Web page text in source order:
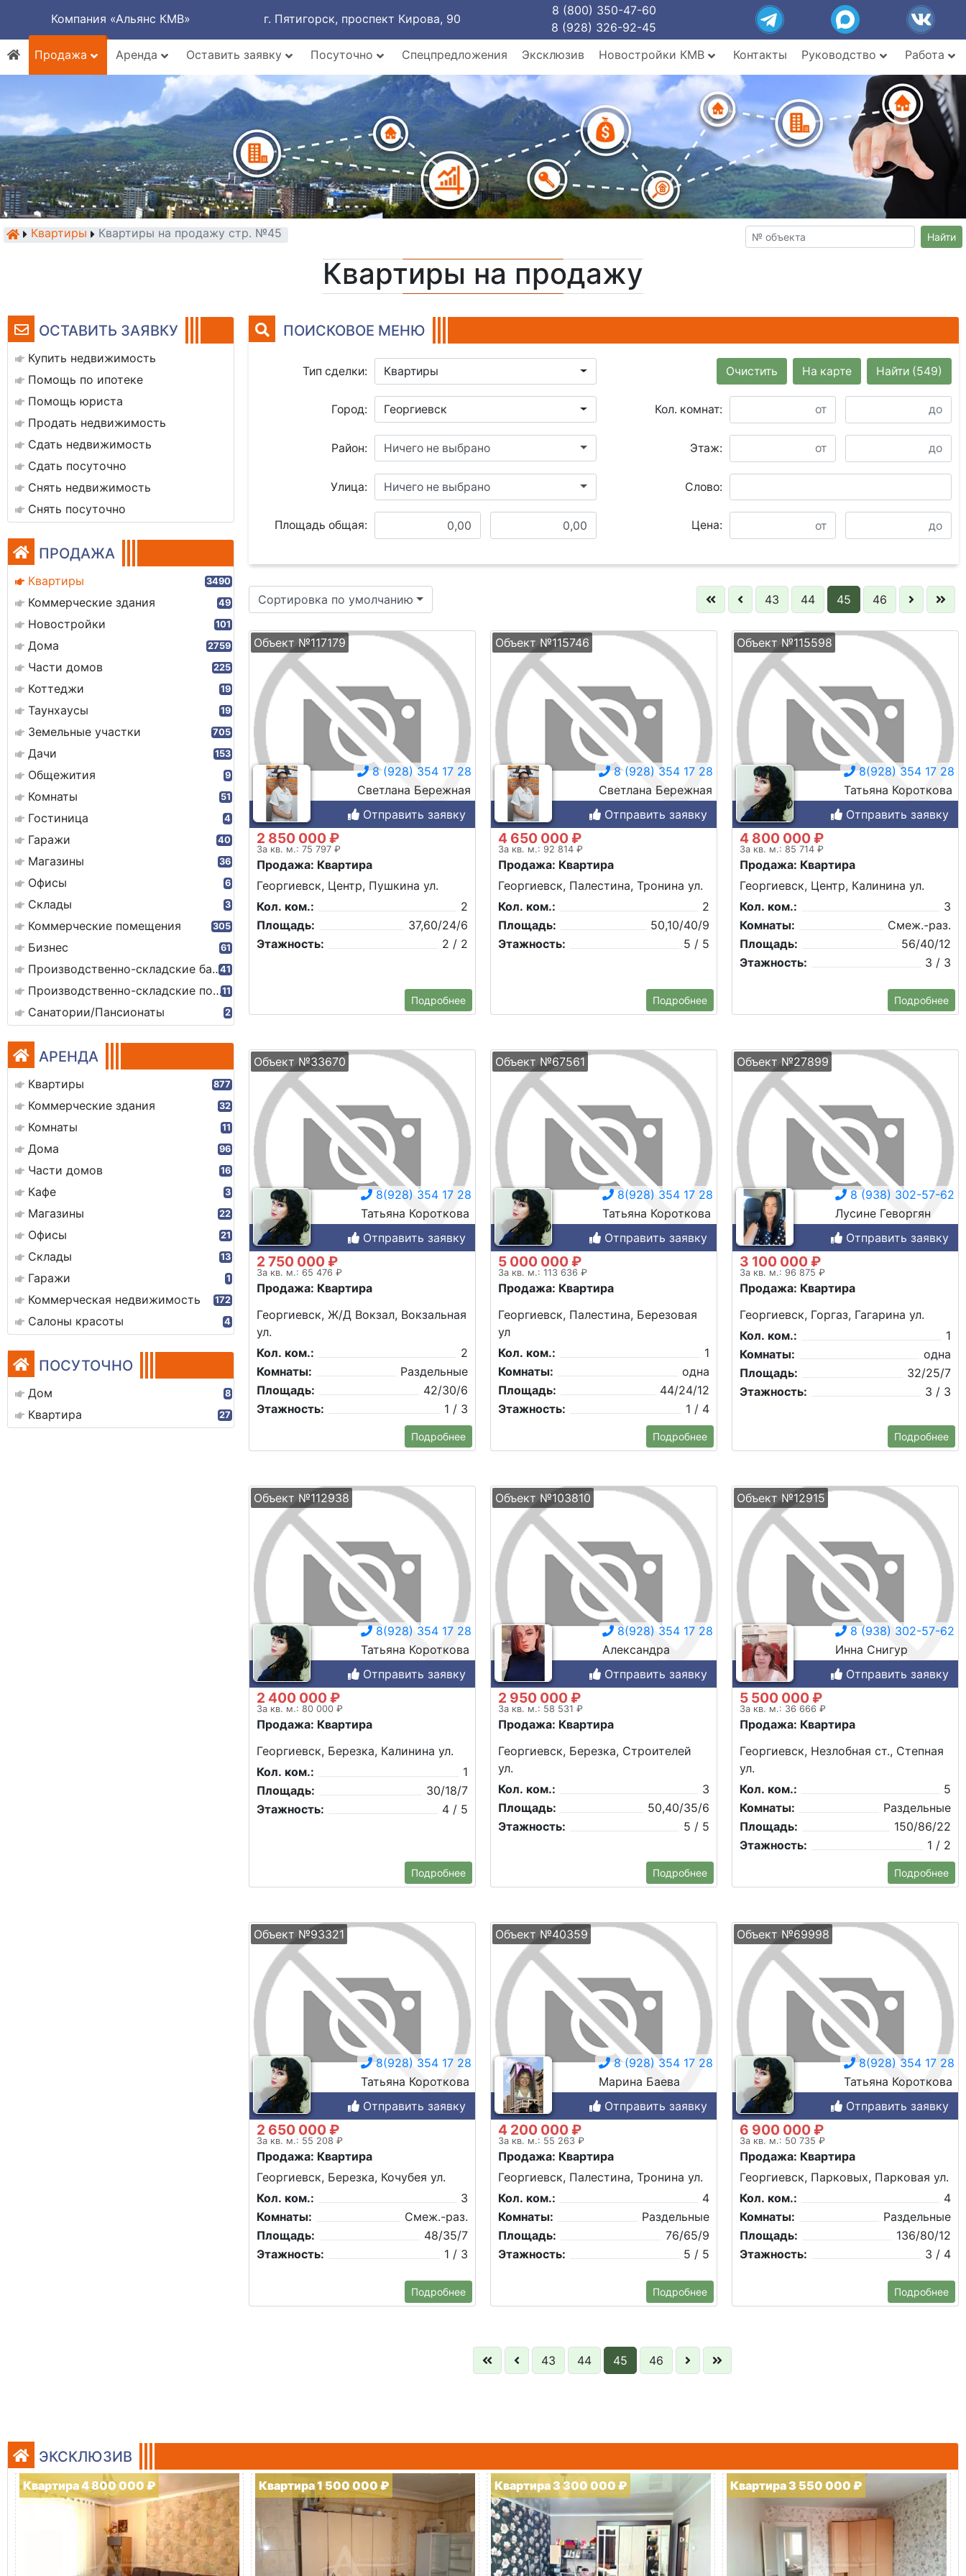
Компания «Альянс КМВ» г. Пятигорск, проспект Кирова, 90
8 (800) 350-47-60
8 (928) 326-92-45
Продажа
Аренда Оставить заявку Посуточно Спецпредложения Эксклюзив Новостройки КМВ Контакты Руководство Работа
Квартиры Квартиры на продажу стр. №45 Найти
Квартиры на продажу
ОСТАВИТЬ ЗАЯВКУ
Купить недвижимость
Помощь по ипотеке
Помощь юриста
Продать недвижимость
Сдать недвижимость
Сдать посуточно
Снять недвижимость
Снять посуточно
ПРОДАЖА
Квартиры 3490
Коммерческие здания 49
Новостройки 101
Дома 2759
Части домов 225
Коттеджи 19
Таунхаусы 19
Земельные участки 705
Дачи 153
Общежития 9
Комнаты 51
Гостиница 4
Гаражи 40
Магазины 36
Офисы 6
Склады 3
Коммерческие помещения 305
Бизнес 61
Производственно-складские базы41
Производственно-складские помещения11
Санатории/Пансионаты 2
АРЕНДА
Квартиры 877
Коммерческие здания 32
Комнаты 11
Дома 96
Части домов 16
Кафе 3
Магазины 22
Офисы 21
Склады 13
Гаражи 1
Коммерческая недвижимость 172
Салоны красоты 4
ПОСУТОЧНО
Дом 8
Квартира 27
ПОИСКОВОЕ МЕНЮ
Тип сделки: Квартиры Найти (549)
На карте
Очистить
Город: Георгиевск Кол. комнат:
Район: Ничего не выбрано Этаж:
Улица: Ничего не выбрано Слово:
Площадь общая: Цена:
Сортировка по умолчанию 43 44 45 46
Объект №117179
8 (928) 354 17 28
Светлана Бережная
Отправить заявку
2 850 000 ₽
За кв. м.: 75 797 ₽
Продажа: Квартира
Георгиевск, Центр, Пушкина ул.
Кол. ком.:
2
Площадь:
37,60/24/6
Этажность:
2 / 2
Подробнее
Объект №115746
8 (928) 354 17 28
Светлана Бережная
Отправить заявку
4 650 000 ₽
За кв. м.: 92 814 ₽
Продажа: Квартира
Георгиевск, Палестина, Тронина ул.
Кол. ком.:
2
Площадь:
50,10/40/9
Этажность:
5 / 5
Подробнее
Объект №115598
8(928) 354 17 28
Татьяна Короткова
Отправить заявку
4 800 000 ₽
За кв. м.: 85 714 ₽
Продажа: Квартира
Георгиевск, Центр, Калинина ул.
Кол. ком.:
3
Комнаты:
Смеж.-раз.
Площадь:
56/40/12
Этажность:
3 / 3
Подробнее
Объект №33670
8(928) 354 17 28
Татьяна Короткова
Отправить заявку
2 750 000 ₽
За кв. м.: 65 476 ₽
Продажа: Квартира
Георгиевск, Ж/Д Вокзал, Вокзальная
ул.
Кол. ком.:
2
Комнаты:
Раздельные
Площадь:
42/30/6
Этажность:
1 / 3
Подробнее
Объект №67561
8(928) 354 17 28
Татьяна Короткова
Отправить заявку
5 000 000 ₽
За кв. м.: 113 636 ₽
Продажа: Квартира
Георгиевск, Палестина, Березовая
ул
Кол. ком.:
1
Комнаты:
одна
Площадь:
44/24/12
Этажность:
1 / 4
Подробнее
Объект №27899
8 (938) 302-57-62
Лусине Геворгян
Отправить заявку
3 100 000 ₽
За кв. м.: 96 875 ₽
Продажа: Квартира
Георгиевск, Горгаз, Гагарина ул.
Кол. ком.:
1
Комнаты:
одна
Площадь:
32/25/7
Этажность:
3 / 3
Подробнее
Объект №112938
8(928) 354 17 28
Татьяна Короткова
Отправить заявку
2 400 000 ₽
За кв. м.: 80 000 ₽
Продажа: Квартира
Георгиевск, Березка, Калинина ул.
Кол. ком.:
1
Площадь:
30/18/7
Этажность:
4 / 5
Подробнее
Объект №103810
8(928) 354 17 28
Александра
Отправить заявку
2 950 000 ₽
За кв. м.: 58 531 ₽
Продажа: Квартира
Георгиевск, Березка, Строителей
ул.
Кол. ком.:
3
Площадь:
50,40/35/6
Этажность:
5 / 5
Подробнее
Объект №12915
8 (938) 302-57-62
Инна Снигур
Отправить заявку
5 500 000 ₽
За кв. м.: 36 666 ₽
Продажа: Квартира
Георгиевск, Незлобная ст., Степная
ул.
Кол. ком.:
5
Комнаты:
Раздельные
Площадь:
150/86/22
Этажность:
1 / 2
Подробнее
Объект №93321
8(928) 354 17 28
Татьяна Короткова
Отправить заявку
2 650 000 ₽
За кв. м.: 55 208 ₽
Продажа: Квартира
Георгиевск, Березка, Кочубея ул.
Кол. ком.:
3
Комнаты:
Смеж.-раз.
Площадь:
48/35/7
Этажность:
1 / 3
Подробнее
Объект №40359
8 (928) 354 17 28
Марина Баева
Отправить заявку
4 200 000 ₽
За кв. м.: 55 263 ₽
Продажа: Квартира
Георгиевск, Палестина, Тронина ул.
Кол. ком.:
4
Комнаты:
Раздельные
Площадь:
76/65/9
Этажность:
5 / 5
Подробнее
Объект №69998
8(928) 354 17 28
Татьяна Короткова
Отправить заявку
6 900 000 ₽
За кв. м.: 50 735 ₽
Продажа: Квартира
Георгиевск, Парковых, Парковая ул.
Кол. ком.:
4
Комнаты:
Раздельные
Площадь:
136/80/12
Этажность:
3 / 4
Подробнее
43 44 45 46
ЭКСКЛЮЗИВ
Квартира 4 800 000 ₽ Квартира 1 500 000 ₽ Квартира 3 300 000 ₽ Квартира 3 550 000 ₽